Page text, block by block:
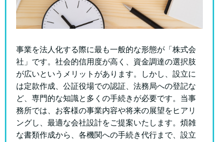
事業を法人化する際に最も一般的な形態が「株式会
社」です。社会的信用度が高く、資金調達の選択肢
が広いというメリットがあります。しかし、設立に
は定款作成、公証役場での認証、法務局への登記な
ど、専門的な知識と多くの手続きが必要です。 当事
務所では、お客様の事業内容や将来の展望をヒアリ
ングし、最適な会社設計をご提案いたします。煩雑
な書類作成から、各機関への手続き代行まで、設立